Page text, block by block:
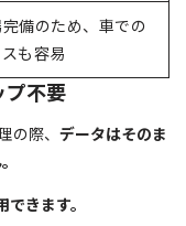
備のため、車での
も容易
プ不要
際、 データはそのま
きます。